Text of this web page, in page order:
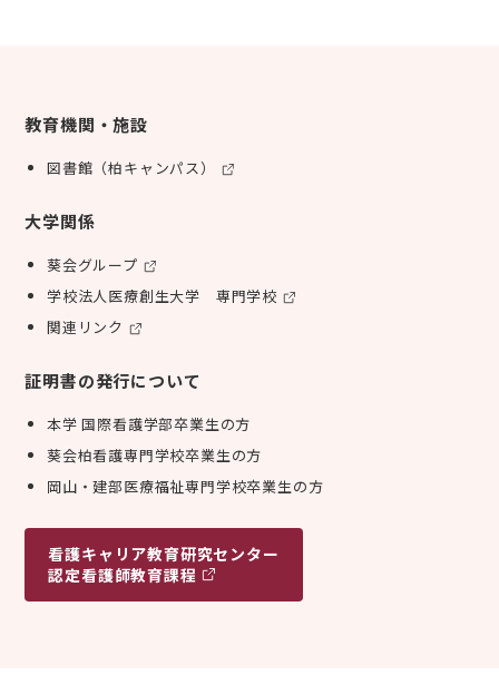
教育機関・施設
図書館（柏キャンパス）
大学関係
葵会グループ
学校法人医療創生大学 専門学校
関連リンク
証明書の発行について
本学 国際看護学部卒業生の方
葵会柏看護専門学校卒業生の方
岡山・建部医療福祉専門学校卒業生の方
看護キャリア教育研究センター
認定看護師教育課程